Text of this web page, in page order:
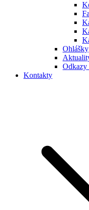
Ohlášky
Odkazy
Kontakty